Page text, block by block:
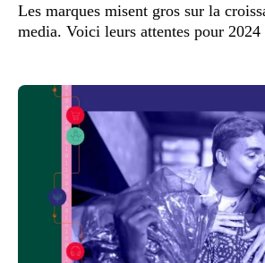
Les marques misent gros sur la
media. Voici leurs attentes pour